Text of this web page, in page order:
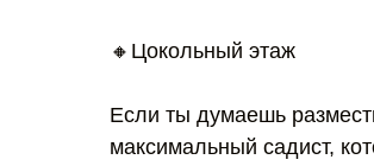
🔸Цокольный этаж
Если ты думаешь
максимальный садист,